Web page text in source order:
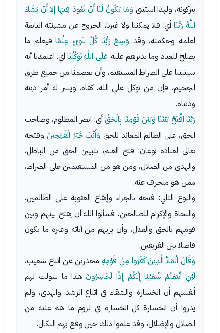
يتركونه، ولهذا استثنى وَمَا يَكُونُ لَنَا أَنْ نَعُودَ فِيهَا إِلا أَنْ يَشَاءَ
اللَّهُ رَبُّنَا أي: فلا يمكننا ولا غيرنا، الخروج عن مشيئته التابعة
لعلمه وحكمته، وقد وَسِعَ رَبُّنَا كُلَّ شَيْءٍ عِلْمًافيعلم ما
يصلح للعباد وما يدبرهم عليه.عَلَى اللَّهِ تَوَكَّلْنَاأي: اعتمدنا أنه
سيثبتنا على الصراط المستقيم، وأن يعصمنا من جميع طرق
الجحيم، فإن من توكل على الله، كفاه، ويسر له أمر دينه
ودنياه.
رَبَّنَا افْتَحْ بَيْنَنَا وَبَيْنَ قَوْمِنَا بِالْحَقِّأي: انصر المظلوم، وصاحب
الحق، على الظالم المعاند للحق وَأَنْتَ خَيْرُ الْفَاتِحِينَوفتحه
تعالى لعباده نوعان: فتح العلم، بتبيين الحق من الباطل،
والهدى من الضلال، ومن هو من المستقيمين على الصراط،
ممن هو منحرف عنه.
والنوع الثاني: فتحه بالجزاء وإيقاع العقوبة على الظالمين،
والنجاة والإكرام للصالحين، فسألوا الله أن يفتح بينهم وبين
قومهم بالحق والعدل، وأن يريهم من آياته وعبره ما يكون
فاصلا بين الفريقين.
وَقَالَ الْمَلأ الَّذِينَ كَفَرُوا مِنْ قَوْمِهِمحذرين عن اتباع شعيب،
لَئِنِ اتَّبَعْتُمْ شُعَيْبًا إِنَّكُمْ إِذًا لَخَاسِرُونَهذا ما سولت لهم
أنفسهم أن الخسارة والشقاء في اتباع الرشد والهدى، ولم
يدروا أن الخسارة كل الخسارة في لزوم ما هم عليه من
الضلال والإضلال، وقد علموا ذلك حين وقع بهم النكال.